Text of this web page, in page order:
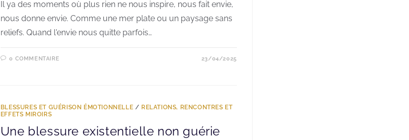
Il ya des moments où plus rien ne nous inspire, nous fait envie,
nous donne envie. Comme une mer plate ou un paysage sans
reliefs. Quand l'envie nous quitte parfois…
0 COMMENTAIRE 23/04/2025
BLESSURES ET GUÉRISON ÉMOTIONNELLE / RELATIONS, RENCONTRES ET
EFFETS MIROIRS
Une blessure existentielle non guérie